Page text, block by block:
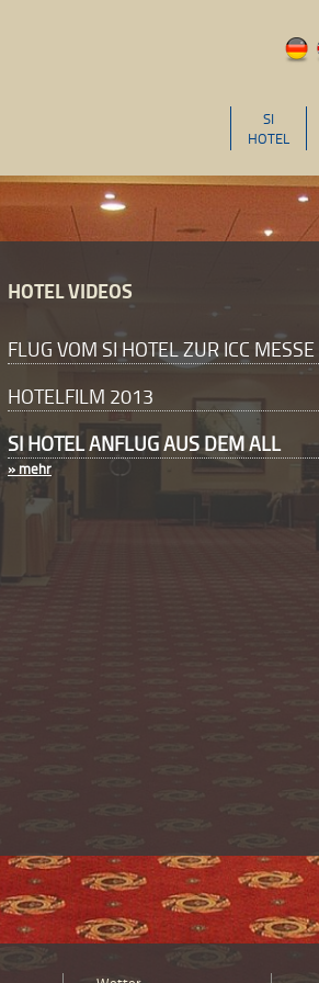
SI
HOTEL
HOTEL VIDEOS
FLUG VOM SI HOTEL ZUR ICC MESSE
HOTELFILM 2013
SI HOTEL ANFLUG AUS DEM ALL
» mehr